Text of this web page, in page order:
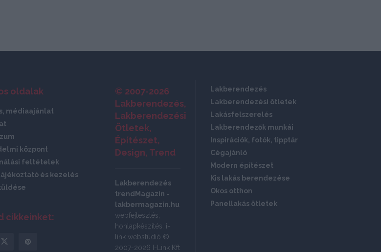
oldalak
médiaajánlat
központ
feltételek
és kezelés
cikkeinket:
© 2007-2026
Lakberendezés,
Lakberendezési
Ötletek,
Építészet,
Design, Trend
Lakberendezés
trendMagazin -
lakbermagazin.hu
webfejlesztés,
honlapkészítés: i-
link webstúdió ©
2007-2026 I-Link Kft
Lakberendezés
Lakberendezési ötletek
Lakásfelszerelés
Lakberendezők munkái
Inspirációk, fotók, tipptár
Cégajánló
Modern építészet
Kis lakás berendezése
Okos otthon
Panellakás ötletek